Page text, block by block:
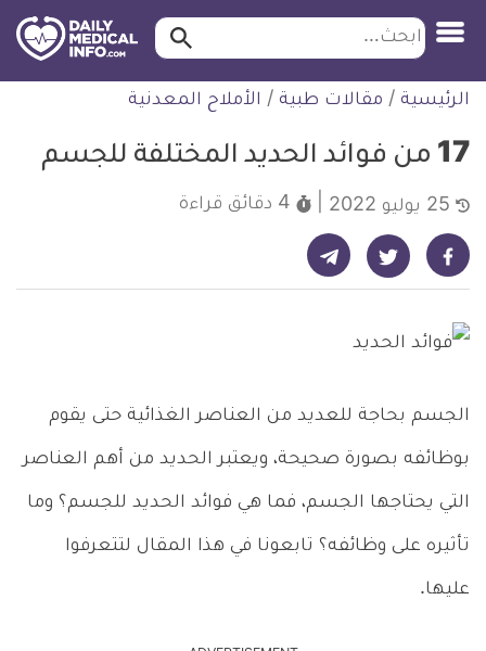
التخطي
للمحتوى
طبية
ابحث ابحث…
الرئيسية / مقالات طبية / الأملاح المعدنية
17 من فوائد الحديد المختلفة للجسم
4 دقائق قراءة
شارك على فيسبوك - ديلي ميديكال انفو شارك على تويتر - ديلي ميديكال انفو شارك على تيليجرام - ديلي ميديكال انفو
الجسم بحاجة للعديد من العناصر الغذائية حتى يقوم
بوظائفه بصورة صحيحة، ويعتبر الحديد من أهم العناصر
التي يحتاجها الجسم، فما هي فوائد الحديد للجسم؟ وما
تأثيره على وظائفه؟ تابعونا في هذا المقال لتتعرفوا
عليها.